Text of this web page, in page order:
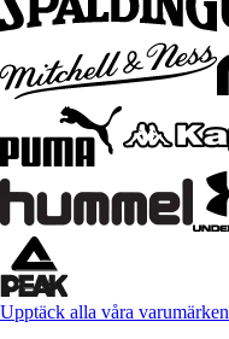
Upptäck alla våra varumärken